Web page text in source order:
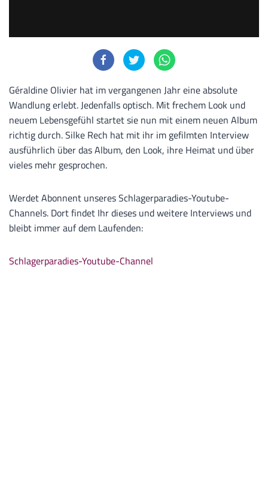
Géraldine Olivier hat im vergangenen Jahr eine absolute
Wandlung erlebt. Jedenfalls optisch. Mit frechem Look und
neuem Lebensgefühl startet sie nun mit einem neuen Album
richtig durch. Silke Rech hat mit ihr im gefilmten Interview
ausführlich über das Album, den Look, ihre Heimat und über
vieles mehr gesprochen.
Werdet Abonnent unseres Schlagerparadies-Youtube-
Channels. Dort findet Ihr dieses und weitere Interviews und
bleibt immer auf dem Laufenden:
Schlagerparadies-Youtube-Channel